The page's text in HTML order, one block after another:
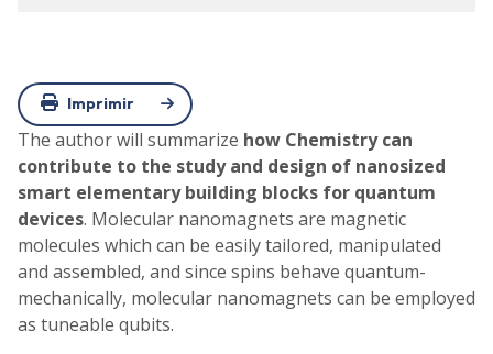
Imprimir
The author will summarize how Chemistry can
contribute to the study and design of nanosized
smart elementary building blocks for quantum
devices. Molecular nanomagnets are magnetic
molecules which can be easily tailored, manipulated
and assembled, and since spins behave quantum-
mechanically, molecular nanomagnets can be employed
as tuneable qubits.